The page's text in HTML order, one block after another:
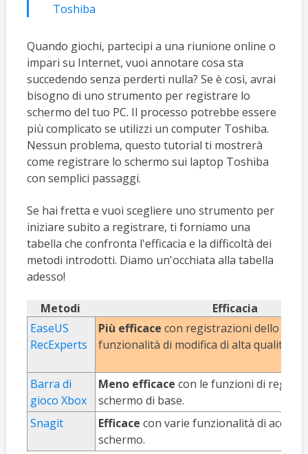
Toshiba
Quando giochi, partecipi a una riunione online o
impari su Internet, vuoi annotare cosa sta
succedendo senza perderti nulla? Se è così, avrai
bisogno di uno strumento per registrare lo
schermo del tuo PC. Il processo potrebbe essere
più complicato se utilizzi un computer Toshiba.
Nessun problema, questo tutorial ti mostrerà
come registrare lo schermo sui laptop Toshiba
con semplici passaggi.
Se hai fretta e vuoi scegliere uno strumento per
iniziare subito a registrare, ti forniamo una
tabella che confronta l'efficacia e la difficoltà dei
metodi introdotti. Diamo un'occhiata alla tabella
adesso!
Metodi
Efficacia
EaseUS
RecExperts
Più efficace con registrazioni dello
funzionalità di modifica di alta qualità.
Barra di
gioco Xbox
Meno efficace con le funzioni di
schermo di base.
Snagit
Efficace con varie funzionalità di
schermo.